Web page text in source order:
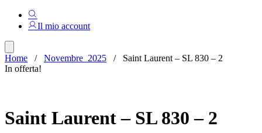
Il mio account
Home / Novembre_2025 / Saint Laurent – SL 830 – 2
In offerta!
Saint Laurent – SL 830 – 2